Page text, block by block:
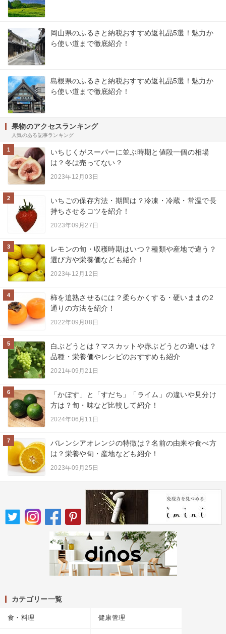
岡山県のふるさと納税おすすめ返礼品5選！魅力か
ら使い道まで徹底紹介！
島根県のふるさと納税おすすめ返礼品5選！魅力か
ら使い道まで徹底紹介！
果物のアクセスランキング
人気のある記事ランキング
1
いちじくがスーパーに並ぶ時期と値段一個の相場
は？冬は売ってない？
2023年12月03日
2
いちごの保存方法・期間は？冷凍・冷蔵・常温で長
持ちさせるコツを紹介！
2023年09月27日
3
レモンの旬・収穫時期はいつ？種類や産地で違う？
選び方や栄養価なども紹介！
2023年12月12日
4
柿を追熟させるには？柔らかくする・硬いままの2
通りの方法を紹介！
2022年09月08日
5
白ぶどうとは？マスカットや赤ぶどうとの違いは？
品種・栄養価やレシピのおすすめも紹介
2021年09月21日
6
「かぼす」と「すだち」「ライム」の違いや見分け
方は？旬・味など比較して紹介！
2024年06月11日
7
バレンシアオレンジの特徴は？名前の由来や食べ方
は？栄養や旬・産地なども紹介！
2023年09月25日
カテゴリー一覧
食・料理 健康管理